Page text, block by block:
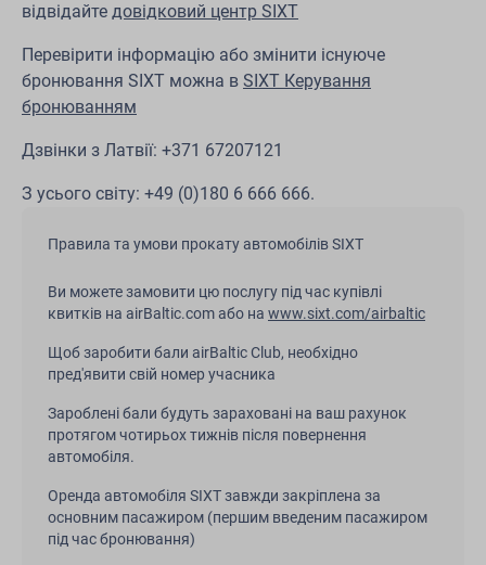
відвідайте довідковий центр SIXT
Перевірити інформацію або змінити існуюче
бронювання SIXT можна в SIXT Керування
бронюванням
Дзвінки з Латвії: +371 67207121
З усього світу: +49 (0)180 6 666 666.
Правила та умови прокату автомобілів SIXT
Ви можете замовити цю послугу під час купівлі
квитків на airBaltic.com або на www.sixt.com/airbaltic
Щоб заробити бали airBaltic Club, необхідно
пред'явити свій номер учасника
Зароблені бали будуть зараховані на ваш рахунок
протягом чотирьох тижнів після повернення
автомобіля.
Оренда автомобіля SIXT завжди закріплена за
основним пасажиром (першим введеним пасажиром
під час бронювання)